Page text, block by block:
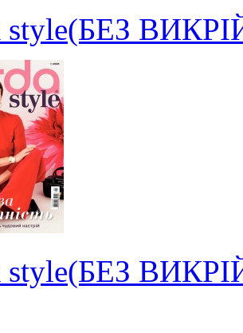
style(БЕЗ
style(БЕЗ